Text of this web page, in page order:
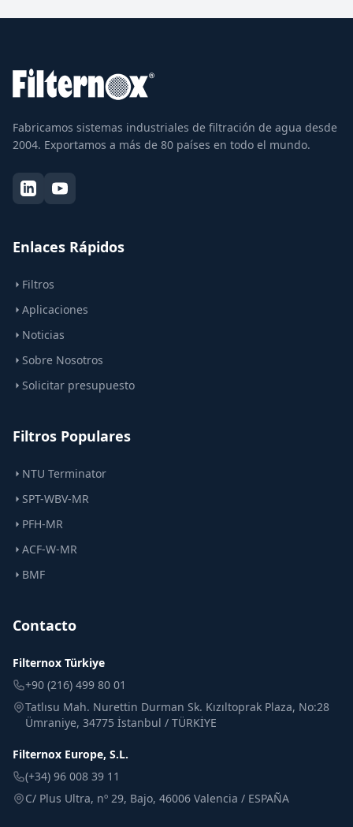
Fabricamos sistemas industriales de filtración de agua desde
2004. Exportamos a más de 80 países en todo el mundo.
Enlaces Rápidos
Filtros
Aplicaciones
Noticias
Sobre Nosotros
Solicitar presupuesto
Filtros Populares
NTU Terminator
SPT-WBV-MR
PFH-MR
ACF-W-MR
BMF
Contacto
Filternox Türkiye
+90 (216) 499 80 01
Tatlısu Mah. Nurettin Durman Sk. Kızıltoprak Plaza, No:28
Ümraniye, 34775 İstanbul / TÜRKİYE
Filternox Europe, S.L.
(+34) 96 008 39 11
C/ Plus Ultra, nº 29, Bajo, 46006 Valencia / ESPAÑA